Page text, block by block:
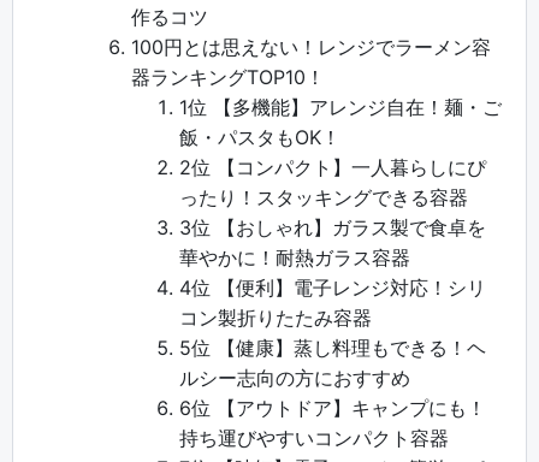
作るコツ
100円とは思えない！レンジでラーメン容
器ランキングTOP10！
1位 【多機能】アレンジ自在！麺・ご
飯・パスタもOK！
2位 【コンパクト】一人暮らしにぴ
ったり！スタッキングできる容器
3位 【おしゃれ】ガラス製で食卓を
華やかに！耐熱ガラス容器
4位 【便利】電子レンジ対応！シリ
コン製折りたたみ容器
5位 【健康】蒸し料理もできる！ヘ
ルシー志向の方におすすめ
6位 【アウトドア】キャンプにも！
持ち運びやすいコンパクト容器